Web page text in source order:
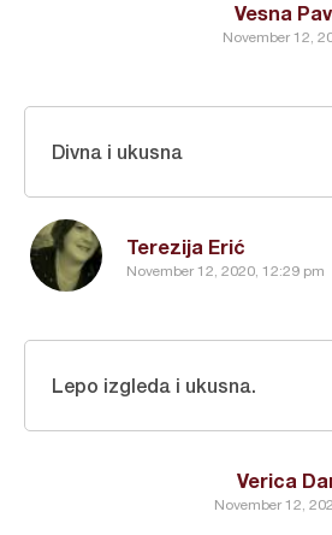
Vesna
November 12,
Terezija Erić
November 12, 2020, 12:29 pm
Divna i ukusna
Verica
November 12,
Lepo izgleda i ukusna.